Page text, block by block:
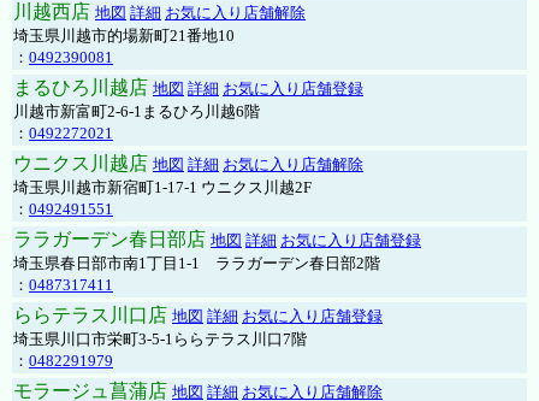
川越西店 地図 詳細 お気に入り店舗解除
埼玉県川越市的場新町21番地10
： 0492390081
まるひろ川越店 地図 詳細 お気に入り店舗登録
川越市新富町2-6-1まるひろ川越6階
： 0492272021
ウニクス川越店 地図 詳細 お気に入り店舗解除
埼玉県川越市新宿町1-17-1 ウニクス川越2F
： 0492491551
ララガーデン春日部店 地図 詳細 お気に入り店舗登録
埼玉県春日部市南1丁目1-1 ララガーデン春日部2階
： 0487317411
ららテラス川口店 地図 詳細 お気に入り店舗登録
埼玉県川口市栄町3-5-1ららテラス川口7階
： 0482291979
モラージュ菖蒲店 地図 詳細 お気に入り店舗解除